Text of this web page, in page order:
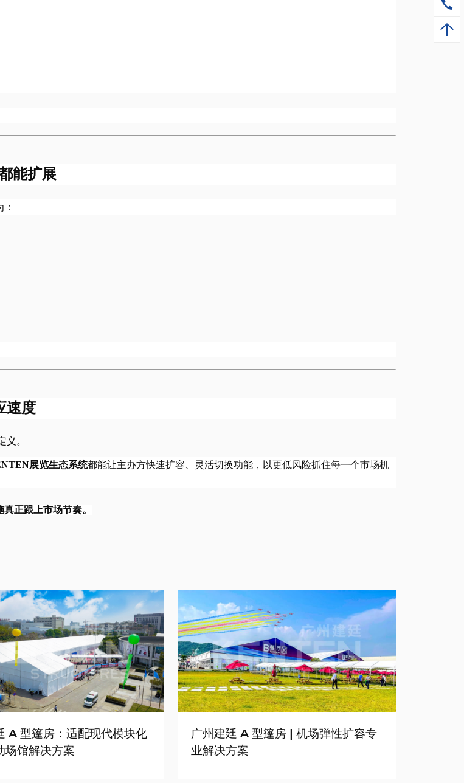
能扩展
速度
。
展览生态系统都能让主办方快速扩容、灵活切换功能，以更低风险抓住每一个市场机
正跟上市场节奏。
A 型篷房：适配现代模块化
场馆解决方案
广州建廷 A 型篷房 | 机场弹性扩容专
业解决方案